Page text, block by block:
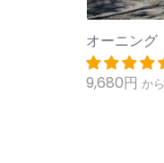
オーニング
9,680円 から